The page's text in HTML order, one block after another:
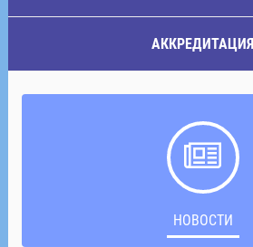
АККРЕДИТАЦИЯ
НОВОСТИ